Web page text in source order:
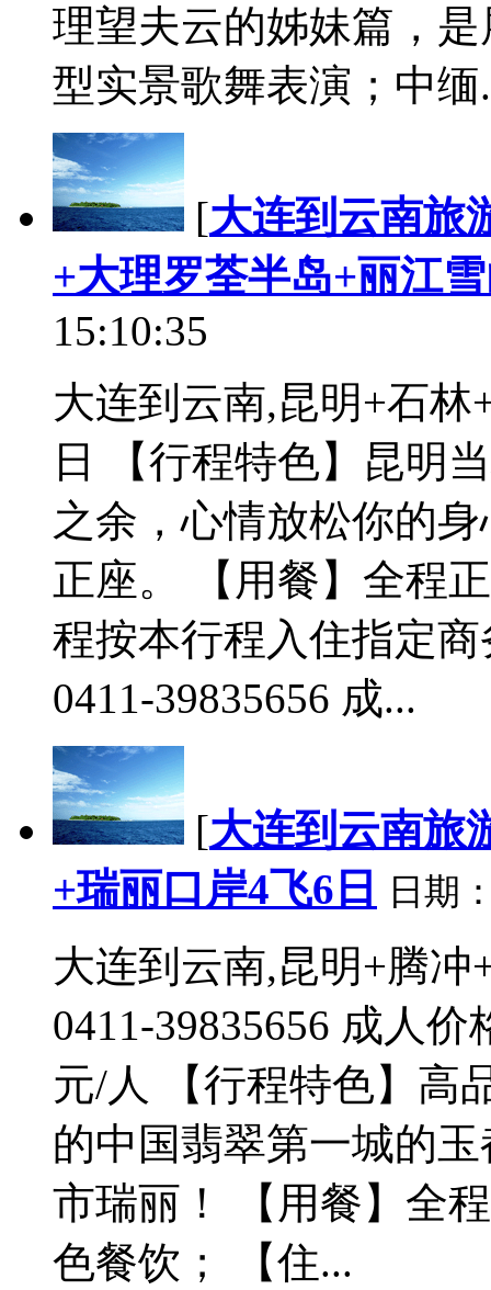
理望夫云的姊妹篇，
型实景歌舞表演；中缅
[大连到云南旅
+大理罗荃半岛+丽江
15:10:35
大连到云南,昆明+石
日 【行程特色】昆明
之余，心情放松你的
正座。 【用餐】全程
程按本行程入住指定
0411-39835656 成...
[大连到云南旅
+瑞丽口岸4飞6日
日期
大连到云南,昆明+腾
0411-39835656 成人
元/人 【行程特色】高
的中国翡翠第一城的
市瑞丽！ 【用餐】全
色餐饮； 【住...